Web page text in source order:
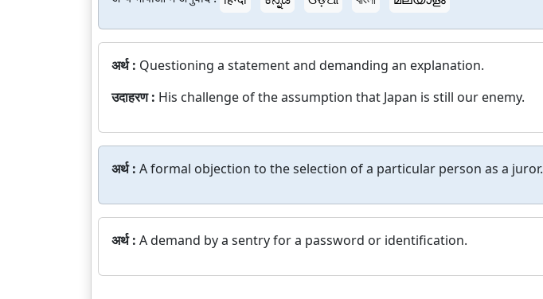
अर्थ : Questioning a statement and demanding an explanation.
उदाहरण : His challenge of the assumption that Japan is still our enemy.
अर्थ : A formal objection to the selection of a particular person as a juror.
अर्थ : A demand by a sentry for a password or identification.